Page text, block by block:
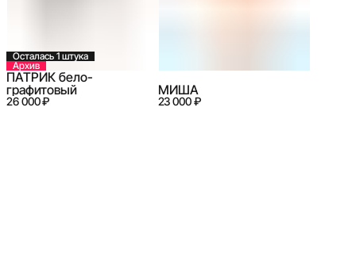
Осталась 1 штука
Архив
26 000 ₽
ПАТРИК бело-
графитовый
23 000 ₽
МИША